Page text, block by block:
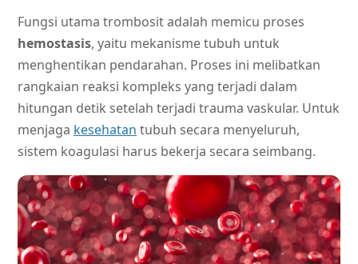
Fungsi utama trombosit adalah memicu proses
hemostasis, yaitu mekanisme tubuh untuk
menghentikan pendarahan. Proses ini melibatkan
rangkaian reaksi kompleks yang terjadi dalam
hitungan detik setelah terjadi trauma vaskular. Untuk
menjaga kesehatan tubuh secara menyeluruh,
sistem koagulasi harus bekerja secara seimbang.